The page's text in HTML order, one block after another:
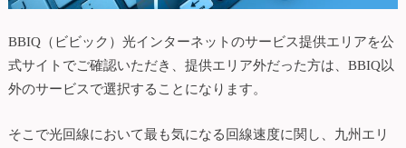
BBIQ（ビビック）光インターネットのサービス提供エリアを公
式サイトでご確認いただき、提供エリア外だった方は、BBIQ以
外のサービスで選択することになります。
そこで光回線において最も気になる回線速度に関し、九州エリ